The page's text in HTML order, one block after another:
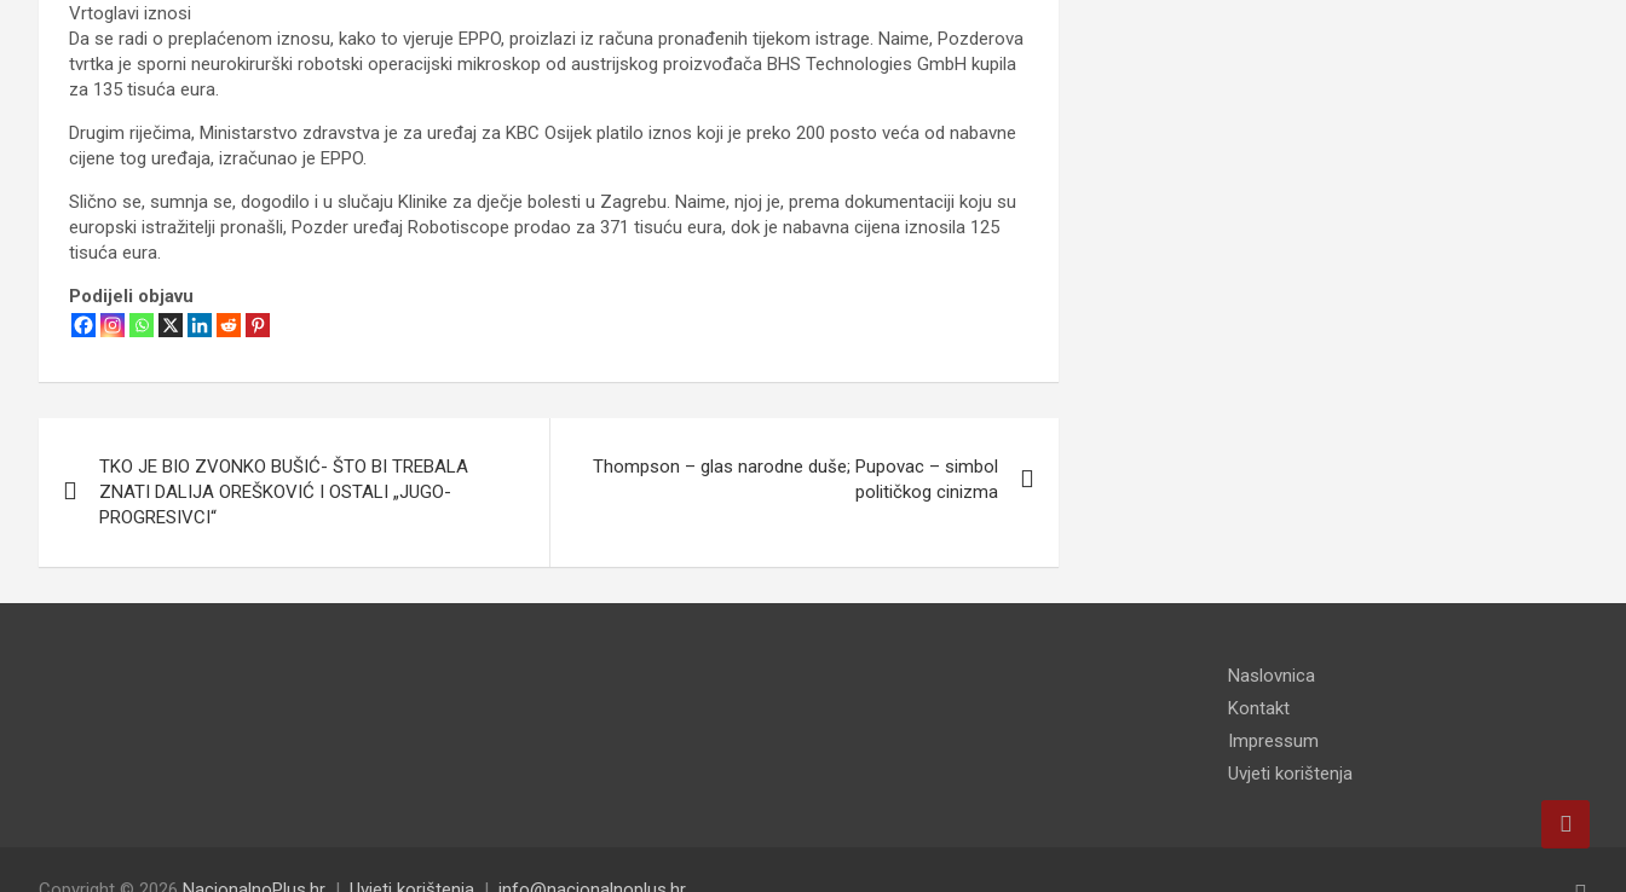
Vrtoglavi iznosi
Da se radi o preplaćenom iznosu, kako to vjeruje EPPO, proizlazi iz računa pronađenih tijekom istrage. Naime, Pozderova
tvrtka je sporni neurokirurški robotski operacijski mikroskop od austrijskog proizvođača BHS Technologies GmbH kupila
za 135 tisuća eura.
Drugim riječima, Ministarstvo zdravstva je za uređaj za KBC Osijek platilo iznos koji je preko 200 posto veća od nabavne
cijene tog uređaja, izračunao je EPPO.
Slično se, sumnja se, dogodilo i u slučaju Klinike za dječje bolesti u Zagrebu. Naime, njoj je, prema dokumentaciji koju su
europski istražitelji pronašli, Pozder uređaj Robotiscope prodao za 371 tisuću eura, dok je nabavna cijena iznosila 125
tisuća eura.
Podijeli objavu
objava
TKO JE BIO ZVONKO BUŠIĆ- ŠTO BI TREBALA
ZNATI DALIJA OREŠKOVIĆ I OSTALI „JUGO-
PROGRESIVCI“
Thompson – glas narodne duše; Pupovac – simbol
političkog cinizma
Naslovnica
Kontakt
Impressum
Uvjeti korištenja